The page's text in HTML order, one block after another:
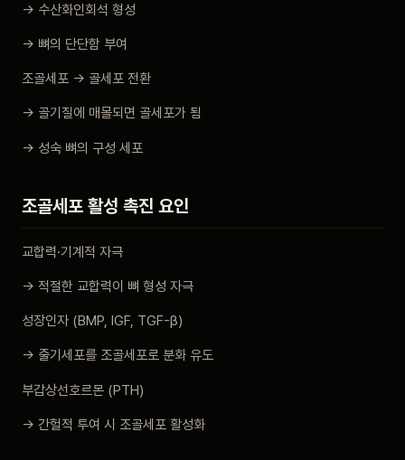
→ 수산화인회석 형성
→ 뼈의 단단함 부여
조골세포 → 골세포 전환
→ 골기질에 매몰되면 골세포가 됨
→ 성숙 뼈의 구성 세포
조골세포 활성 촉진 요인
교합력·기계적 자극
→ 적절한 교합력이 뼈 형성 자극
성장인자 (BMP, IGF, TGF-β)
→ 줄기세포를 조골세포로 분화 유도
부갑상선호르몬 (PTH)
→ 간헐적 투여 시 조골세포 활성화